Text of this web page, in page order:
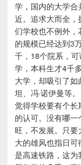
学，国内的大学
近。追求大而全
们学校也不例外
的规模已经达到3
千，18个院系，可
学，本科生才4千
大学，却吸引了
坦、冯·诺伊曼等
觉得学校要有个
的认可。没有哪
旺，不发展。只
大的雄风也指日
是高速铁路，这为